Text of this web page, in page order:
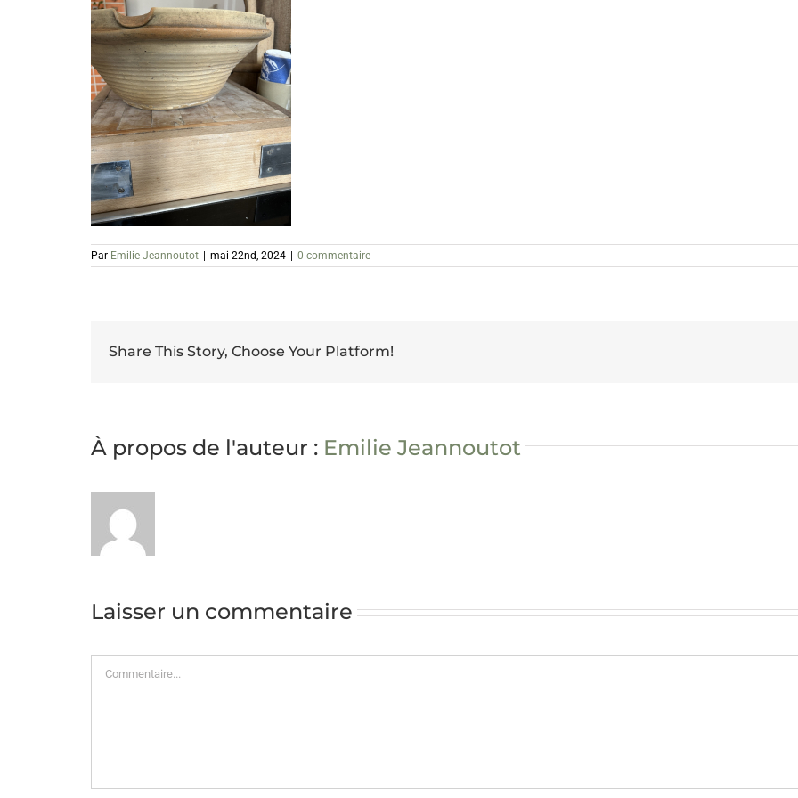
Par Emilie Jeannoutot mai 22nd, 2024 0 commentaire
Share This Story, Choose Your Platform!
À propos de l'auteur : Emilie Jeannoutot
Laisser un commentaire